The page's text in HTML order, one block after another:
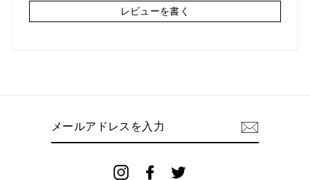
レビューを書く
InstagramFacebook